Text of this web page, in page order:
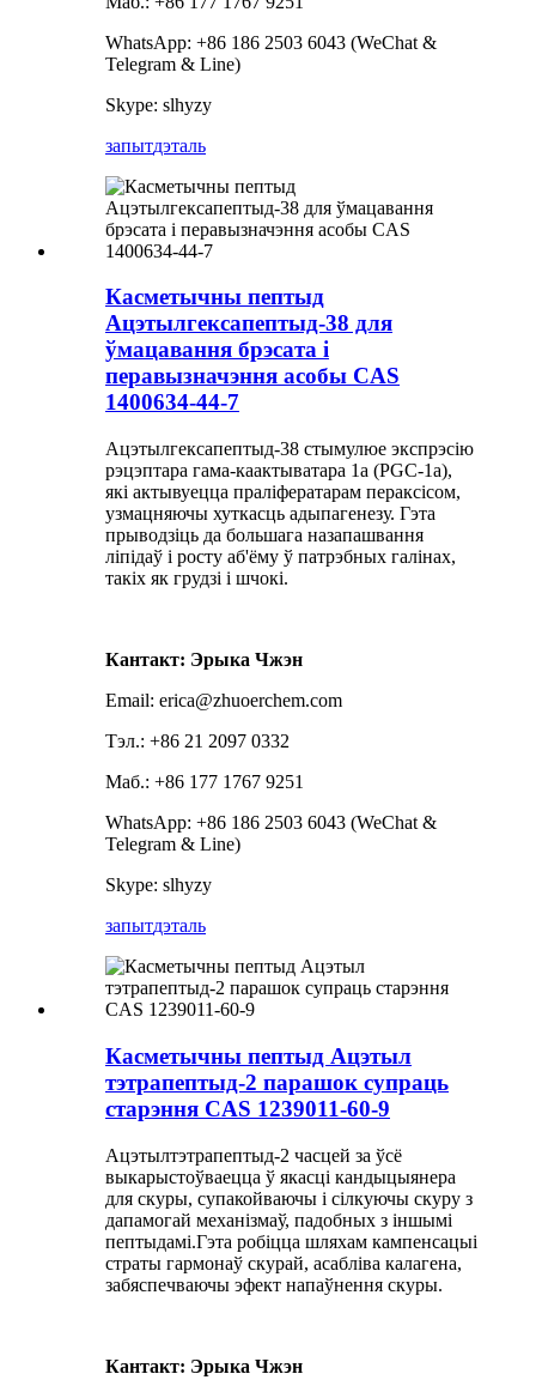
WhatsApp: +86 186 2503 6043 (WeChat &
Telegram & Line)
Skype: slhyzy
запытдэталь
Касметычны пептыд
Ацэтылгексапептыд-38 для
ўмацавання брэсата і
перавызначэння асобы CAS
1400634-44-7
Ацэтылгексапептыд-38 стымулюе экспрэсію
рэцэптара гама-каактыватара 1a (PGC-1a),
які актывуецца праліфератарам пераксісом,
узмацняючы хуткасць адыпагенезу. Гэта
прыводзіць да большага назапашвання
ліпідаў і росту аб'ёму ў патрэбных галінах,
такіх як грудзі і шчокі.
Кантакт: Эрыка Чжэн
Email: erica@zhuoerchem.com
Тэл.: +86 21 2097 0332
Маб.: +86 177 1767 9251
WhatsApp: +86 186 2503 6043 (WeChat &
Telegram & Line)
Skype: slhyzy
запытдэталь
Касметычны пептыд Ацэтыл
тэтрапептыд-2 парашок супраць
старэння CAS 1239011-60-9
Ацэтылтэтрапептыд-2 часцей за ўсё
выкарыстоўваецца ў якасці кандыцыянера
для скуры, супакойваючы і сілкуючы скуру з
дапамогай механізмаў, падобных з іншымі
пептыдамі.Гэта робіцца шляхам кампенсацыі
страты гармонаў скурай, асабліва калагена,
забяспечваючы эфект напаўнення скуры.
Кантакт: Эрыка Чжэн